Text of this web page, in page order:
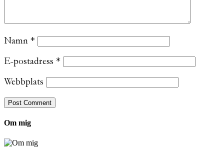
Namn *
E-postadress *
Webbplats
Om mig